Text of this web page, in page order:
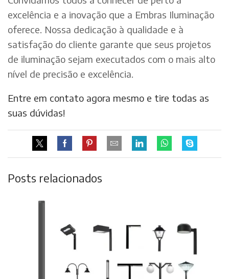
excelência e a inovação que a Embras Iluminação
oferece. Nossa dedicação à qualidade e à
satisfação do cliente garante que seus projetos
de iluminação sejam executados com o mais alto
nível de precisão e excelência.
Entre em contato agora mesmo e tire todas as
suas dúvidas!
Posts relacionados